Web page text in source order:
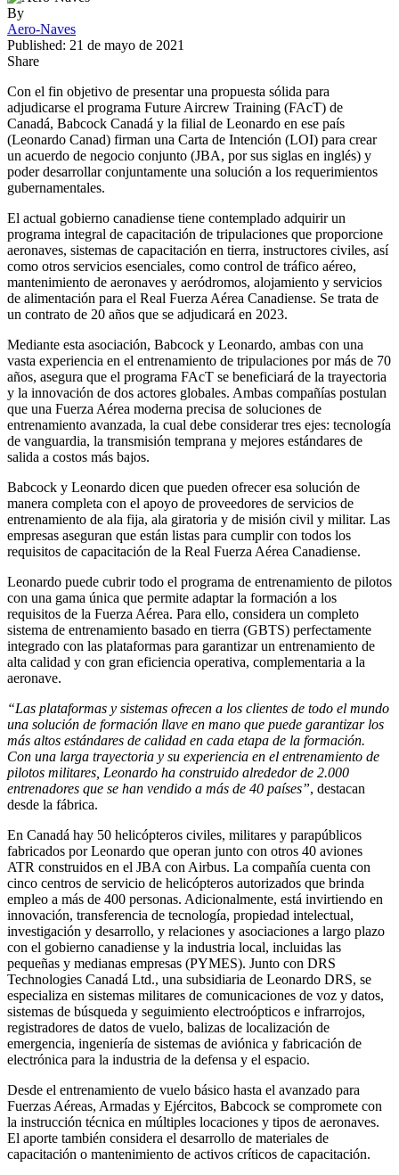
By
Aero-Naves
Published: 21 de mayo de 2021
Share
Con el fin objetivo de presentar una propuesta sólida para
adjudicarse el programa Future Aircrew Training (FAcT) de
Canadá, Babcock Canadá y la filial de Leonardo en ese país
(Leonardo Canad) firman una Carta de Intención (LOI) para crear
un acuerdo de negocio conjunto (JBA, por sus siglas en inglés) y
poder desarrollar conjuntamente una solución a los requerimientos
gubernamentales.
El actual gobierno canadiense tiene contemplado adquirir un
programa integral de capacitación de tripulaciones que proporcione
aeronaves, sistemas de capacitación en tierra, instructores civiles, así
como otros servicios esenciales, como control de tráfico aéreo,
mantenimiento de aeronaves y aeródromos, alojamiento y servicios
de alimentación para el Real Fuerza Aérea Canadiense. Se trata de
un contrato de 20 años que se adjudicará en 2023.
Mediante esta asociación, Babcock y Leonardo, ambas con una
vasta experiencia en el entrenamiento de tripulaciones por más de 70
años, asegura que el programa FAcT se beneficiará de la trayectoria
y la innovación de dos actores globales. Ambas compañías postulan
que una Fuerza Aérea moderna precisa de soluciones de
entrenamiento avanzada, la cual debe considerar tres ejes: tecnología
de vanguardia, la transmisión temprana y mejores estándares de
salida a costos más bajos.
Babcock y Leonardo dicen que pueden ofrecer esa solución de
manera completa con el apoyo de proveedores de servicios de
entrenamiento de ala fija, ala giratoria y de misión civil y militar. Las
empresas aseguran que están listas para cumplir con todos los
requisitos de capacitación de la Real Fuerza Aérea Canadiense.
Leonardo puede cubrir todo el programa de entrenamiento de pilotos
con una gama única que permite adaptar la formación a los
requisitos de la Fuerza Aérea. Para ello, considera un completo
sistema de entrenamiento basado en tierra (GBTS) perfectamente
integrado con las plataformas para garantizar un entrenamiento de
alta calidad y con gran eficiencia operativa, complementaria a la
aeronave.
“Las plataformas y sistemas ofrecen a los clientes de todo el mundo
una solución de formación llave en mano que puede garantizar los
más altos estándares de calidad en cada etapa de la formación.
Con una larga trayectoria y su experiencia en el entrenamiento de
pilotos militares, Leonardo ha construido alrededor de 2.000
entrenadores que se han vendido a más de 40 países”, destacan
desde la fábrica.
En Canadá hay 50 helicópteros civiles, militares y parapúblicos
fabricados por Leonardo que operan junto con otros 40 aviones
ATR construidos en el JBA con Airbus. La compañía cuenta con
cinco centros de servicio de helicópteros autorizados que brinda
empleo a más de 400 personas. Adicionalmente, está invirtiendo en
innovación, transferencia de tecnología, propiedad intelectual,
investigación y desarrollo, y relaciones y asociaciones a largo plazo
con el gobierno canadiense y la industria local, incluidas las
pequeñas y medianas empresas (PYMES). Junto con DRS
Technologies Canadá Ltd., una subsidiaria de Leonardo DRS, se
especializa en sistemas militares de comunicaciones de voz y datos,
sistemas de búsqueda y seguimiento electroópticos e infrarrojos,
registradores de datos de vuelo, balizas de localización de
emergencia, ingeniería de sistemas de aviónica y fabricación de
electrónica para la industria de la defensa y el espacio.
Desde el entrenamiento de vuelo básico hasta el avanzado para
Fuerzas Aéreas, Armadas y Ejércitos, Babcock se compromete con
la instrucción técnica en múltiples locaciones y tipos de aeronaves.
El aporte también considera el desarrollo de materiales de
capacitación o mantenimiento de activos críticos de capacitación.